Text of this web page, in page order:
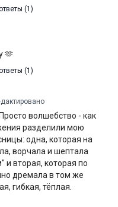
крестцового отдела
шавасану)
(1)
🫶
(1)
волшебство - как
разделили мою
одна, которая на
ворчала и шептала
вторая, которая по
дремала в том же
гибкая, тёплая.